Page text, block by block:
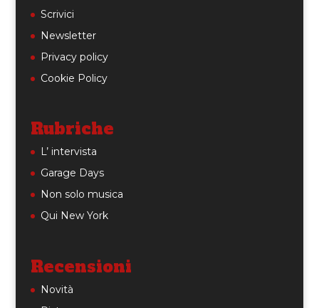
Scrivici
Newsletter
Privacy policy
Cookie Policy
Rubriche
L’ intervista
Garage Days
Non solo musica
Qui New York
Recensioni
Novità